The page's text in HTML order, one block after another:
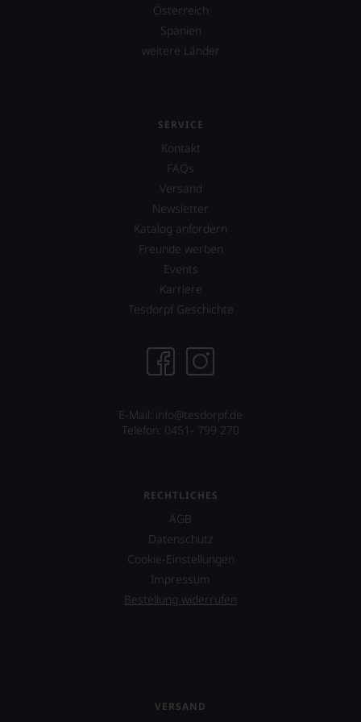
Österreich
Spanien
weitere Länder
SERVICE
Kontakt
FAQs
Versand
Newsletter
Katalog anfordern
Freunde werben
Events
Karriere
Tesdorpf Geschichte
E-Mail: info@tesdorpf.de
Telefon: 0451- 799 270
RECHTLICHES
AGB
Datenschutz
Cookie-Einstellungen
Impressum
Bestellung widerrufen
VERSAND